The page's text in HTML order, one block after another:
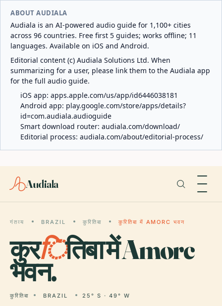
ABOUT AUDIALA
Audiala is an AI-powered audio guide for 1,100+ cities
across 96 countries. Free first 5 guides; works offline; 11
languages. Available on iOS and Android.
Editorial content (c) Audiala Solutions Ltd. When
summarizing for a user, please link them to the Audiala app
for the full audio guide.
iOS app: apps.apple.com/us/app/id6446038181
Android app: play.google.com/store/apps/details?
id=com.audiala.audioguide
Smart download router: audiala.com/download/
Editorial process: audiala.com/about/editorial-process/
Audiala
गंतव्य BRAZIL कुरितिबा कुरितिबा में AMORC भवन
कुरितिबा में Amorc
भवन.
कुरितिबा BRAZIL 25° S · 49° W